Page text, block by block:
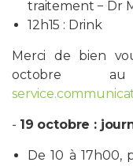
traitement − Dr
12h15 : Drink
Merci de bien
octobre
- 19 octobre :
De 10 à 17h00,